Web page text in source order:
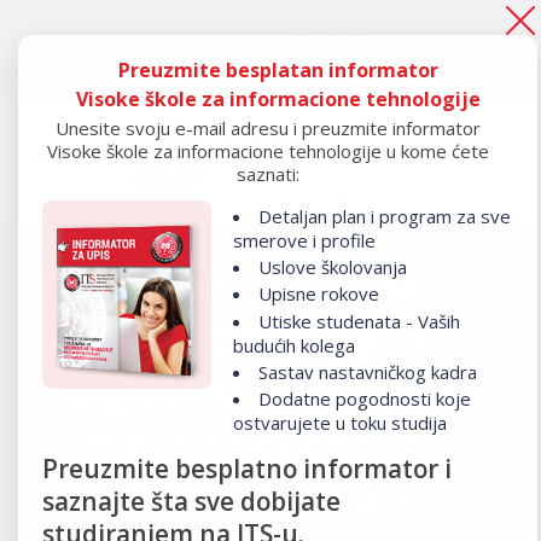
Ako
Ako si ostao “ispod crte", to je tek početak.PRIJAVI SE!
“Sajber kriminal:
metode napada,
digitalna forenzika i
mere prevencije u
zdravstvenom
Preuzmite besplatan informator
Visoke škole za informacione tehnologije
Unesite svoju e-mail adresu i preuzmite informator
Visoke škole za informacione tehnologije u kome ćete
saznati:
Detaljan plan i program za sve
smerove i profile
Uslove školovanja
Upisne rokove
Utiske studenata - Vaših
budućih kolega
Sastav nastavničkog kadra
Dodatne pogodnosti koje
ostvarujete u toku studija
Preuzmite besplatno informator i
saznajte šta sve dobijate
studiranjem na ITS-u.